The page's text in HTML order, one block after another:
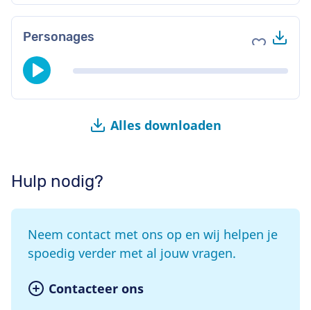
Personages Voeg toe
Alles downloaden
Hulp nodig?
Neem contact met ons op en wij helpen je
spoedig verder met al jouw vragen.
Contacteer ons